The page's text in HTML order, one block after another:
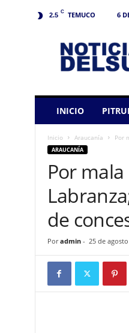
2.5 C TEMUCO 6
INICIO
Inicio Araucanía Por
ARAUCANÍA
Por
de
Por admin- 25 de